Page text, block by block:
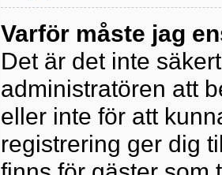
Varför måste jag
Det är det inte
administratören att
eller inte för att
registrering ger dig